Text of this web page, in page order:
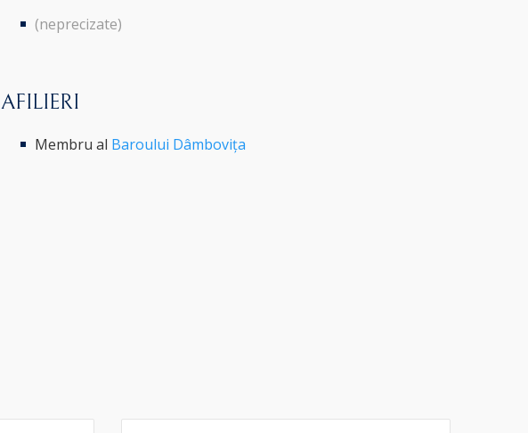
(neprecizate)
AFILIERI
Membru al Baroului Dâmbovița